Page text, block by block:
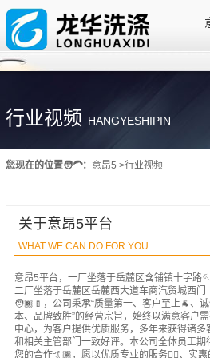
行业视频 HANGYESHIPIN
您现在的位置🧑‍🦱： 意昂5 >行业视频
关于意昂5平台
WHAT WE CAN DO FOR YOU
意昂5平台，一厂坐落于岳麓区含铺镇十字路🪡
二厂坐落于岳麓区岳麓西大道车商汽贸城西门
🧑🏿‍🍼，公司秉承“质量第一、客户至上🐐、
本、品牌致胜”的经营宗旨，始终以满意客户
中心，为客户提供优质服务，多年来获得诸多
和相关主管部门一致好评。本公司全体员工期
您的合作🤙🏽，愿以优质专业的服务🧍‍♀️、实惠